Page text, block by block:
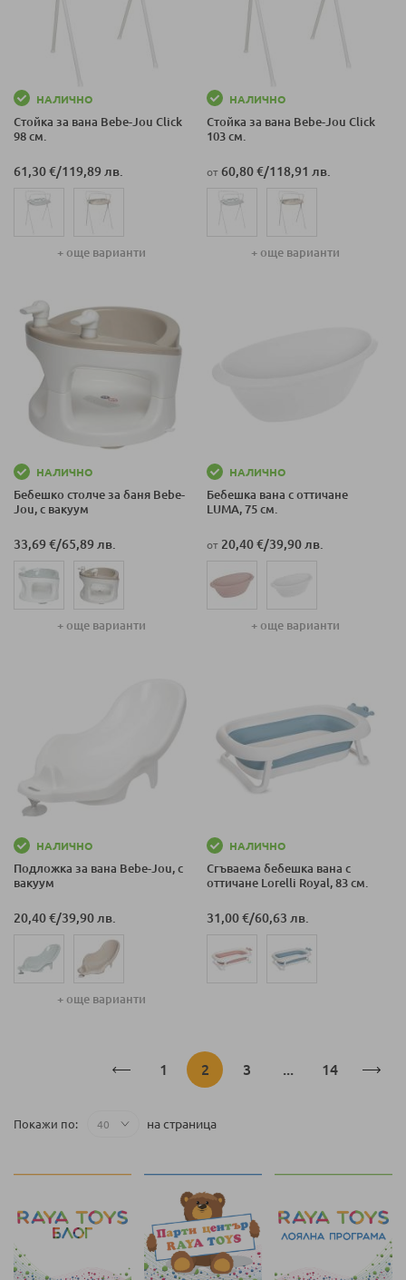
НАЛИЧНО
Стойка за вана Bеbе-Jou Click
98 см.
61,30 €/119,89 лв.
+ още варианти
НАЛИЧНО
Стойка за вана Bеbе-Jou Click
103 см.
от 60,80 €/118,91 лв.
+ още варианти
НАЛИЧНО
Бебешко столче за баня Bеbе-
Jou, с вакуум
33,69 €/65,89 лв.
+ още варианти
НАЛИЧНО
Бебешка вана с оттичане
LUMA, 75 см.
от 20,40 €/39,90 лв.
+ още варианти
НАЛИЧНО
Подложка за вана Bеbе-Jou, с
вакуум
20,40 €/39,90 лв.
+ още варианти
НАЛИЧНО
Сгъваема бебешка вана с
оттичане Lorelli Royal, 83 см.
31,00 €/60,63 лв.
Страница
1 В
страница
2 Страница
3 ... Страница
14
Покажи по на страница